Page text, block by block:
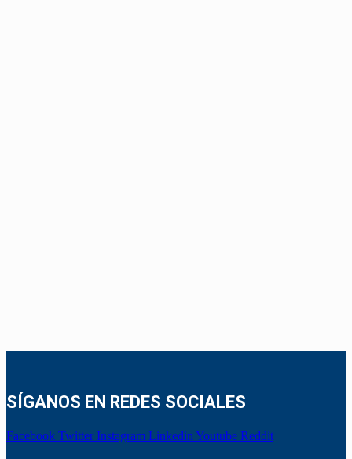
SÍGANOS EN REDES SOCIALES
Facebook Twitter Instagram Linkedin Youtube Reddit